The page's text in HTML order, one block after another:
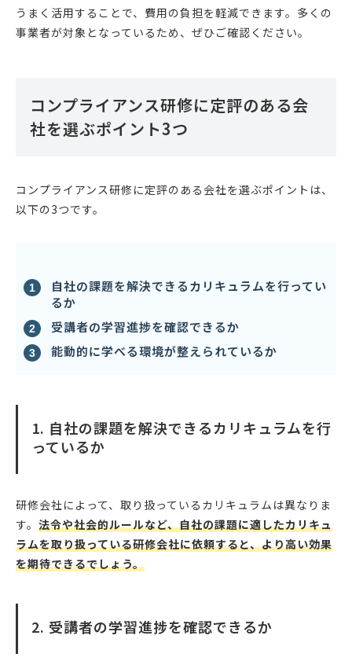
うまく活用することで、費用の負担を軽減できます。多くの
事業者が対象となっているため、ぜひご確認ください。
コンプライアンス研修に定評のある会
社を選ぶポイント3つ
コンプライアンス研修に定評のある会社を選ぶポイントは、
以下の3つです。
自社の課題を解決できるカリキュラムを行ってい
るか
受講者の学習進捗を確認できるか
能動的に学べる環境が整えられているか
1. 自社の課題を解決できるカリキュラムを行
っているか
研修会社によって、取り扱っているカリキュラムは異なりま
す。 法令や社会的ルールなど、自社の課題に適したカリキュ
ラムを取り扱っている研修会社に依頼すると、より高い効果
を期待できるでしょう。
2. 受講者の学習進捗を確認できるか